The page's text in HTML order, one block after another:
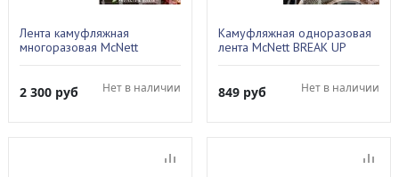
Лента камуфляжная
многоразовая McNett
2 300 руб Нет в наличии
Камуфляжная одноразовая
лента McNett BREAK UP
849 руб Нет в наличии